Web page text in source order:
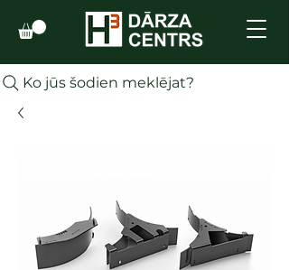
Ko jūs šodien meklējat?